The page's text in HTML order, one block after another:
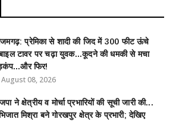
प्रेमिका से शादी की जिद में 300 फीट ऊंचे
टावर पर चढ़ा युवक...कूदने की धमकी से मचा
फिर!
August 08, 2026
ने क्षेत्रीय व मोर्चा प्रभारियों की सूची जारी की...
मिश्रा बने गोरखपुर क्षेत्र के प्रभारी; देखिए